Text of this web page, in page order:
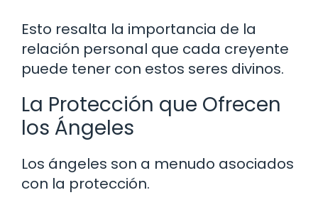
Esto resalta la importancia de la
relación personal que cada creyente
puede tener con estos seres divinos.
La Protección que Ofrecen
los Ángeles
Los ángeles son a menudo asociados
con la protección.